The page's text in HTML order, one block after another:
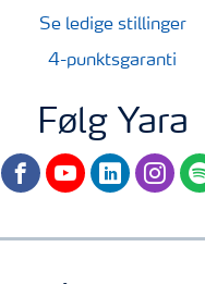
Se ledige stillinger
4-punktsgaranti
Følg Yara
facebookyoutubelinkedin